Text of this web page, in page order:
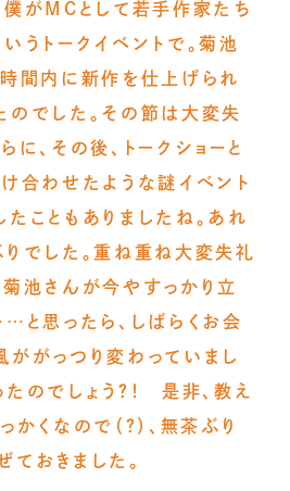
僕がMCとして若手作家たち
うトークイベントで。菊池
時間内に新作を仕上げられ
のでした。その節は大変失
に、その後、トークショーと
合わせたような謎イベント
こともありましたね。あれ
りでした。重ね重ね大変失礼
菊池さんが今やすっかり立
思ったら、しばらくお会
ががっつり変わっていまし
のでしょう？！ 是非、教え
かくなので（？）、無茶ぶり
おきました。